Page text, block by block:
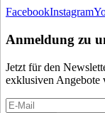
FacebookInstagram
Anmeldung zu
Jetzt für den
exklusiven Angebote